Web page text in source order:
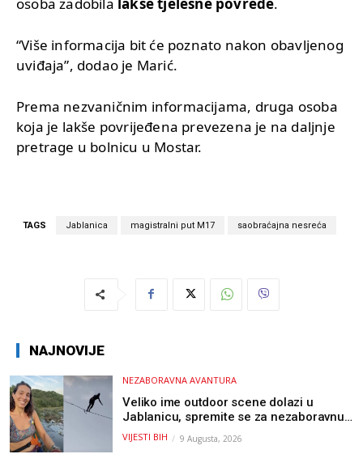
“Više informacija bit će poznato nakon obavljenog
uviđaja”, dodao je Marić.
Prema nezvaničnim informacijama, druga osoba
koja je lakše povrijeđena prevezena je na daljnje
pretrage u bolnicu u Mostar.
TAGS Jablanica magistralni put M17 saobraćajna nesreća
NAJNOVIJE
NEZABORAVNA AVANTURA
Veliko ime outdoor scene dolazi u
Jablanicu, spremite se za nezaboravnu
avanturu (VIDEO) !
VIJESTI BIH 9 Augusta, 2026